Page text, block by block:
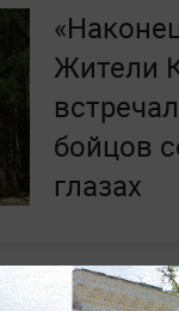
Жители
бойцов
глазах